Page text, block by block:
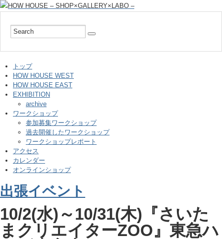
トップ
HOW HOUSE WEST
HOW HOUSE EAST
EXHIBITION
archive
ワークショップ
参加募集ワークショップ
過去開催したワークショップ
ワークショップレポート
アクセス
カレンダー
オンラインショップ
出張イベント
10/2(水)～10/31(木)『さいた
まクリエイターZOO』東急ハ